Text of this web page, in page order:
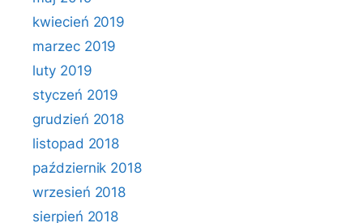
kwiecień 2019
marzec 2019
luty 2019
styczeń 2019
grudzień 2018
listopad 2018
październik 2018
wrzesień 2018
sierpień 2018